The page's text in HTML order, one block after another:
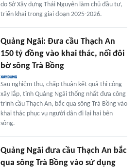
do Sở Xây dựng Thái Nguyên làm chủ đầu tư,
triển khai trong giai đoạn 2025-2026.
Quảng Ngãi: Đưa cầu Thạch An
150 tỷ đồng vào khai thác, nối đôi
bờ sông Trà Bồng
Sau nghiệm thu, chấp thuận kết quả thi công
xây lắp, tỉnh Quảng Ngãi thống nhất đưa công
trình cầu Thạch An, bắc qua sông Trà Bồng vào
khai thác phục vụ người dân đi lại hai bên
sông.
Quảng Ngãi đưa cầu Thạch An bắc
qua sông Trà Bồng vào sử dụng